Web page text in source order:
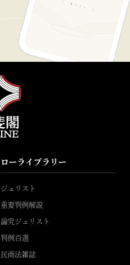
ローライブラリー
ジュリスト
重要判例解説
論究ジュリスト
判例百選
民商法雑誌